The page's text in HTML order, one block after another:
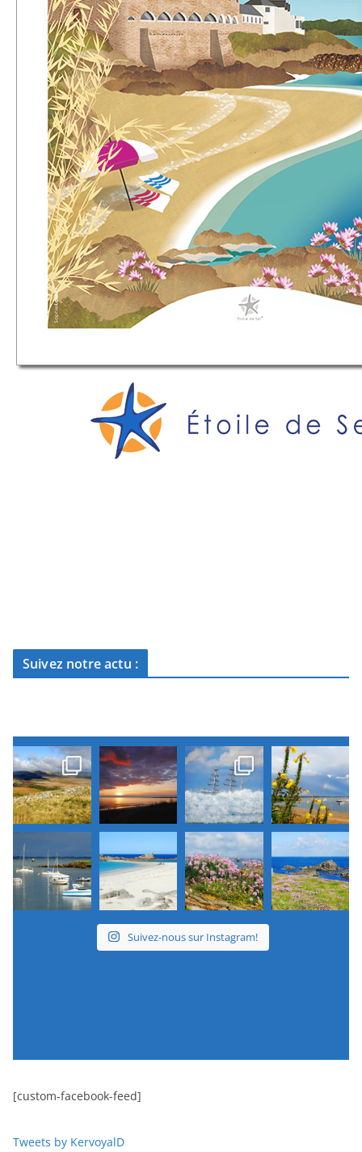
Suivez notre actu :
Suivez-nous sur Instagram!
[custom-facebook-feed]
Tweets by KervoyalD